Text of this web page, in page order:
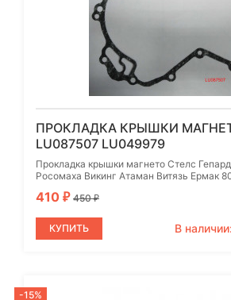
ПРОКЛАДКА КРЫШКИ
LU087507 LU049979
Прокладка крышки магнето Стелс
Росомаха Викинг Атаман Витязь Ермак
410 ₽ 450₽
КУПИТЬ В
-15%